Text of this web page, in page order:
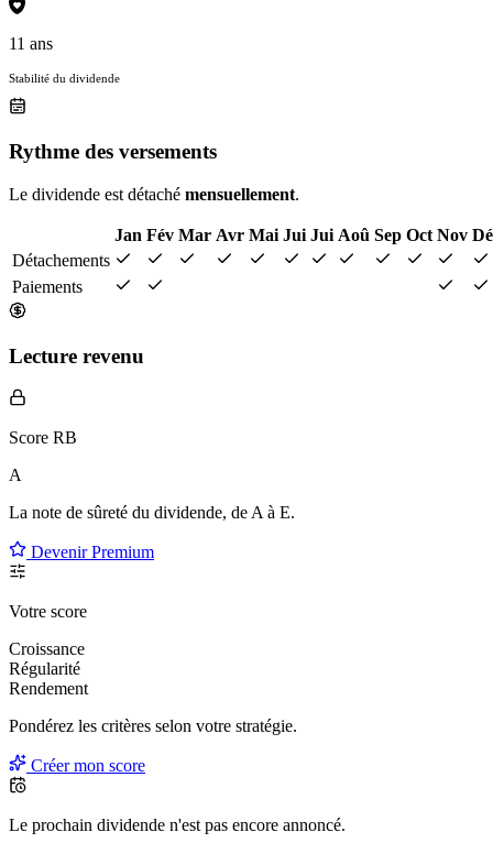
11 ans
Stabilité du dividende
Rythme des versements
Le dividende est détaché mensuellement.
Jan Fév Mar Avr Mai Jui Jui Aoû Sep Oct Nov
Détachements
Paiements
Lecture revenu
Score RB
A
La note de sûreté du dividende, de A à E.
Devenir Premium
Votre score
Croissance
Régularité
Rendement
Pondérez les critères selon votre stratégie.
Créer mon score
Le prochain dividende n'est pas encore annoncé.